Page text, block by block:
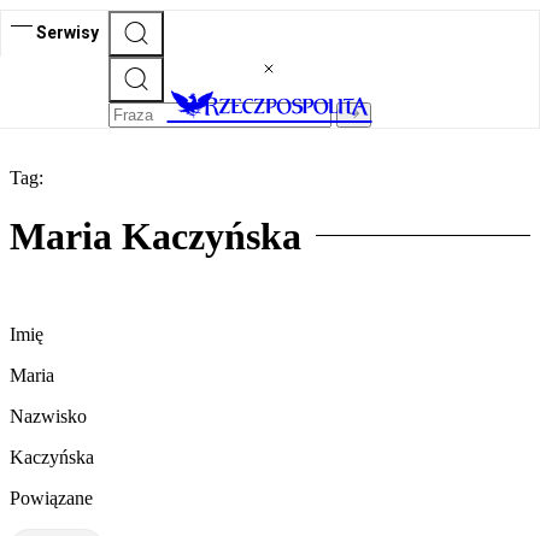
Serwisy
Tag:
Maria Kaczyńska
Imię
Maria
Nazwisko
Kaczyńska
Powiązane